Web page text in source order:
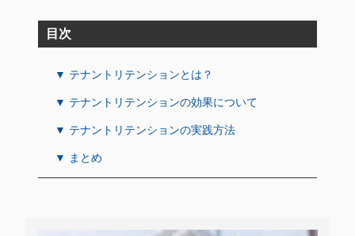
目次
▼ テナントリテンションとは？
▼ テナントリテンションの効果について
▼ テナントリテンションの実践方法
▼ まとめ